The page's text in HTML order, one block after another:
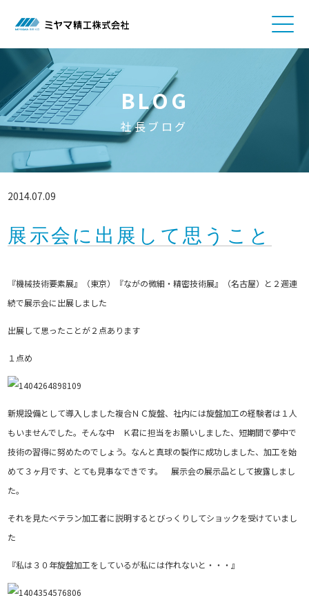
BLOG
社長ブログ
2014.07.09
展示会に出展して思うこと
『機械技術要素展』（東京）『ながの微細・精密技術展』（名古屋）と２週連
続で展示会に出展しました
出展して思ったことが２点あります
１点め
新規設備として導入しました複合ＮＣ旋盤、社内には旋盤加工の経験者は１人
もいませんでした。そんな中 Ｋ君に担当をお願いしました、短期間で夢中で
技術の習得に努めたのでしょう。なんと真球の製作に成功しました、加工を始
めて３ヶ月です、とても見事なできです。 展示会の展示品として披露しまし
た。
それを見たベテラン加工者に説明するとびっくりしてショックを受けていまし
た
『私は３０年旋盤加工をしているが私には作れないと・・・』